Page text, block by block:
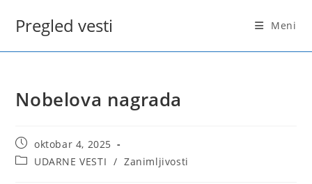
Pregled vesti Meni
Nobelova nagrada
Post
published:
oktobar 4, 2025
PostUDARNE VESTI / Zanimljivosti